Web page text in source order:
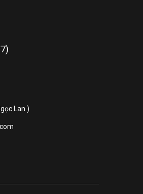
dạng
Lan )